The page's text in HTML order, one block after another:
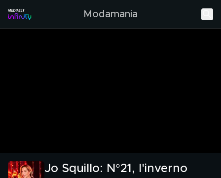
Modamania
Jo Squillo: N°21, l'inverno